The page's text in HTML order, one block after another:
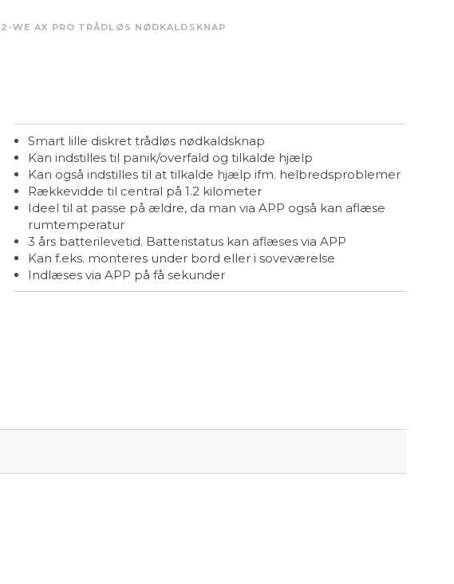
WE AX PRO TRÅDLØS NØDKALDSKNAP
Smart lille diskret trådløs nødkaldsknap
Kan indstilles til panik/overfald og tilkalde hjælp
Kan også indstilles til at tilkalde hjælp ifm. helbredsproblemer
Rækkevidde til central på 1.2 kilometer
Ideel til at passe på ældre, da man via APP også kan aflæse
rumtemperatur
3 års batterilevetid. Batteristatus kan aflæses via APP
Kan f.eks. monteres under bord eller i soveværelse
Indlæses via APP på få sekunder